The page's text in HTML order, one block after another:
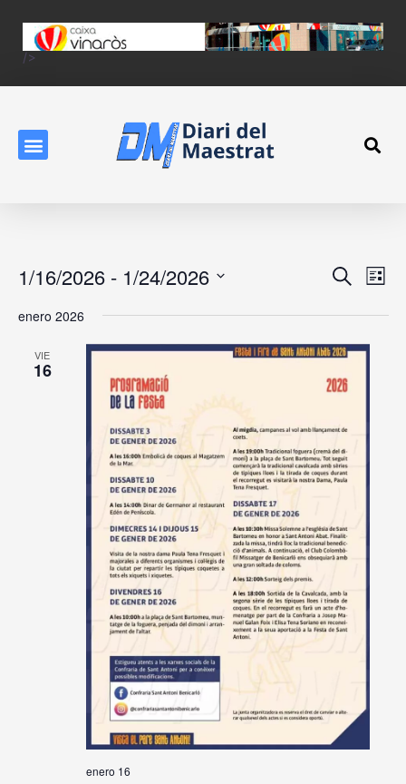
/>
and
Search
List
1/16/2026 - 1/24/2026
date.
enero 2026
VIE
16
enero 16